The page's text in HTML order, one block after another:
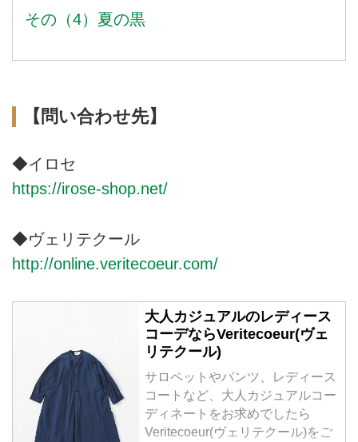
その（4）夏の黒
【問い合わせ先】
◆イロセ
https://irose-shop.net/
◆ヴェリテクール
http://online.veritecoeur.com/
大人カジュアルのレディース
コーデならVeritecoeur(ヴェ
リテクール)
サロペットやパンツ、レディース
コートなど、大人カジュアルコー
ディネートをお求めでしたら
Veritecoeur(ヴェリテクール)をご